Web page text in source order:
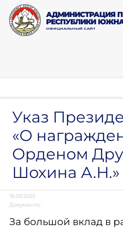
АДМИНИСТРАЦИЯ
РЕСПУБЛИКИ
ОФИЦИАЛЬНЫЙ САЙТ
Указ
«О
Орденом
Шохина А.Н.»
18.09.2025
Документы
За большой вклад в